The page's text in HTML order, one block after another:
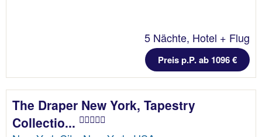
5 Nächte, Hotel + Flug
Preis p.P. ab 1096 €
The Draper New York, Tapestry
Collectio...